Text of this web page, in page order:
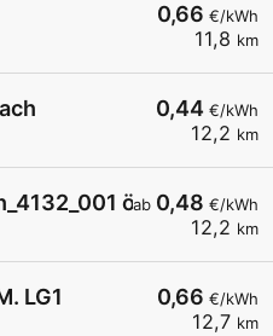
0,66 €/kWh
11,8 km
0,44 €/kWh
12,2 km
ab 0,48 €/kWh
12,2 km
öffentlich
0,66 €/kWh
12,7 km
LG1